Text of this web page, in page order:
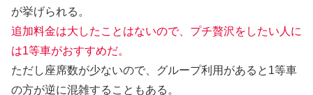
が挙げられる。
追加料金は大したことはないので、プチ贅沢をしたい人に
は1等車がおすすめだ。
ただし座席数が少ないので、グループ利用があると1等車
の方が逆に混雑することもある。